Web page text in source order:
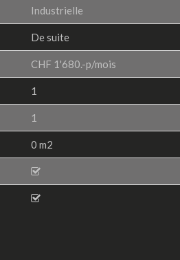
Industrielle
De suite
CHF 1'680.-p/mois
1
1
0 m2